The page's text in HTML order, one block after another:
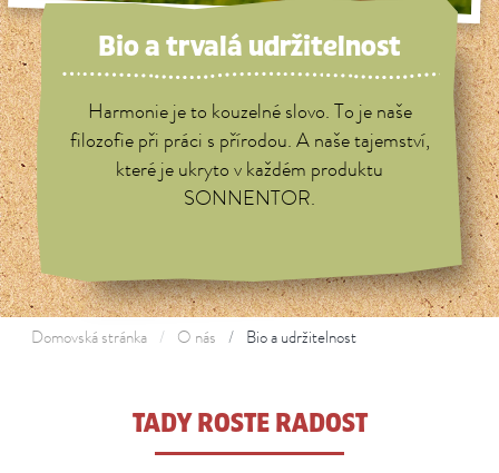
Bio a trvalá udržitelnost
Harmonie je to kouzelné slovo. To je naše
filozofie při práci s přírodou. A naše tajemství,
které je ukryto v každém produktu
SONNENTOR.
Domovská stránka O nás Bio a udržitelnost
TADY ROSTE RADOST